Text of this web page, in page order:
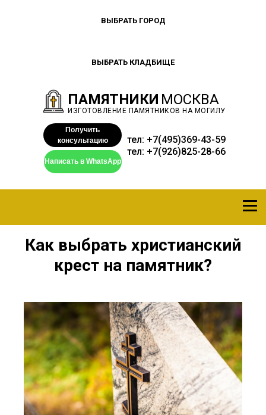
ВЫБРАТЬ ГОРОД
ВЫБРАТЬ КЛАДБИЩЕ
Написать в WhatsApp
Получить
консультацию
тел: +7(495)369-43-59
тел: +7(926)825-28-66
ПАМЯТНИКИ МОСКВА
ИЗГОТОВЛЕНИЕ ПАМЯТНИКОВ НА МОГИЛУ
Как выбрать христианский
крест на памятник?